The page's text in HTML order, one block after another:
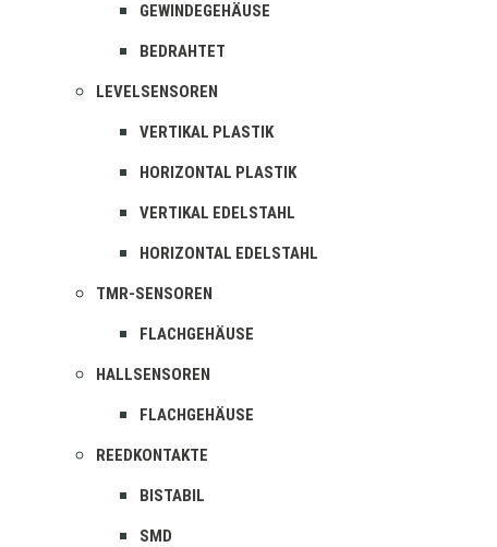
GEWINDEGEHÄUSE
BEDRAHTET
LEVELSENSOREN
VERTIKAL PLASTIK
HORIZONTAL PLASTIK
VERTIKAL EDELSTAHL
HORIZONTAL EDELSTAHL
TMR-SENSOREN
FLACHGEHÄUSE
HALLSENSOREN
FLACHGEHÄUSE
REEDKONTAKTE
BISTABIL
SMD